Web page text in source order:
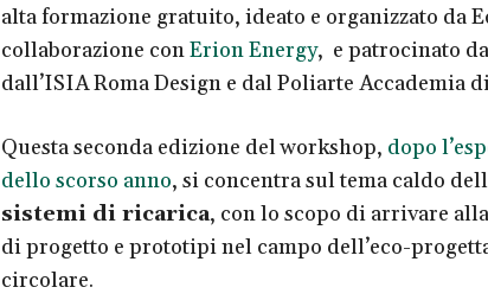
alta formazione gratuito, ideato e organizzato da
collaborazione conErion Energy, e patrocinato
dall’ISIA Roma Design e dal Poliarte Accademia
Questa seconda edizione del workshop, dopo
dello scorso anno, si concentra sul tema caldo
sistemi di ricarica, con lo scopo di arrivare
di progetto e prototipi nel campo dell’eco-
circolare.